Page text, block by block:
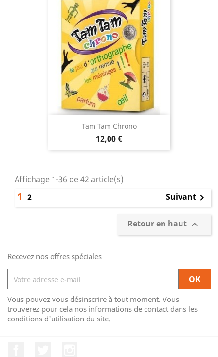
Tam Tam Chrono
Prix
12,00 €
Affichage 1-36 de 42 article(s)
1 2 Suivant 
Retour en haut 
Recevez nos offres spéciales
Vous pouvez vous désinscrire à tout moment. Vous
trouverez pour cela nos informations de contact dans les
conditions d'utilisation du site.